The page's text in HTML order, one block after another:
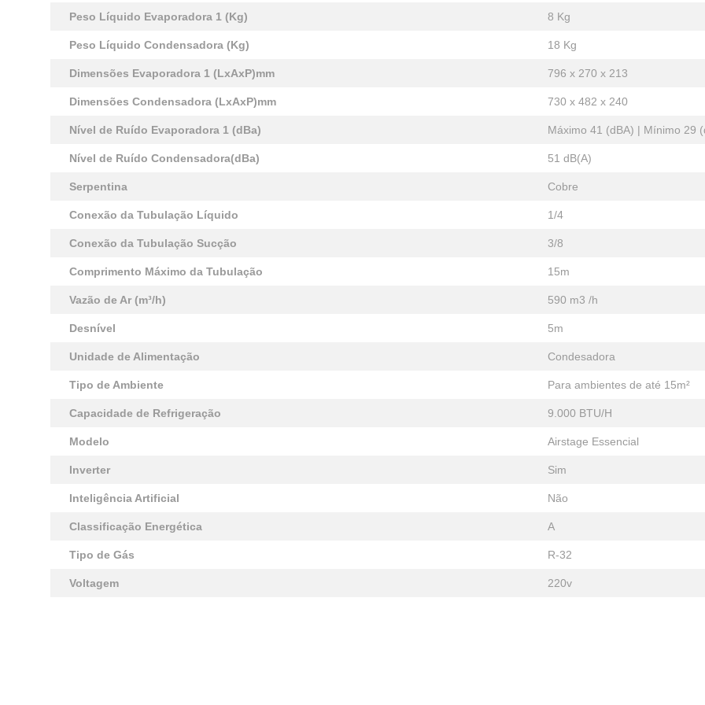
Peso Líquido Evaporadora 1 (Kg) 8 Kg
Peso Líquido Condensadora (Kg) 18 Kg
Dimensões Evaporadora 1 (LxAxP)mm 796 x 270 x 213
Dimensões Condensadora (LxAxP)mm 730 x 482 x 240
Nível de Ruído Evaporadora 1 (dBa) Máximo 41 (dBA) | Mínimo 29
Nível de Ruído Condensadora(dBa) 51 dB(A)
Serpentina Cobre
Conexão da Tubulação Líquido 1/4
Conexão da Tubulação Sucção 3/8
Comprimento Máximo da Tubulação 15m
Vazão de Ar (m³/h) 590 m3 /h
Desnível 5m
Unidade de Alimentação Condesadora
Tipo de Ambiente Para ambientes de até 15m²
Capacidade de Refrigeração 9.000 BTU/H
Modelo Airstage Essencial
Inverter Sim
Inteligência Artificial Não
Classificação Energética A
Tipo de Gás R-32
Voltagem 220v